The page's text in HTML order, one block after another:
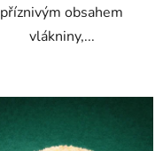
příznivým obsahem
vlákniny,...